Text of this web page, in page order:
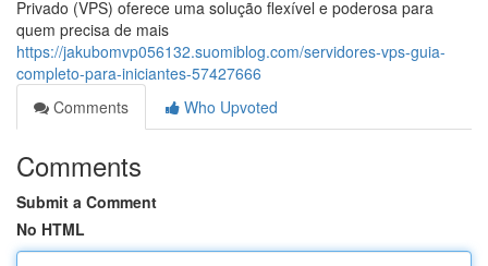
Privado (VPS) oferece uma solução flexível e poderosa para
quem precisa de mais
https://jakubomvp056132.suomiblog.com/servidores-vps-guia-
completo-para-iniciantes-57427666
Comments
Who Upvoted
Comments
Submit a Comment
No HTML